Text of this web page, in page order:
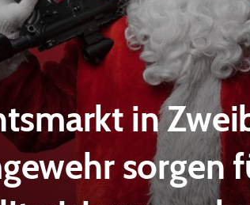
in
sorgen